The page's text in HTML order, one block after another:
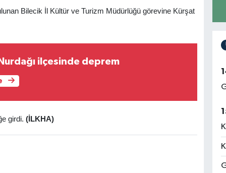
Bilecik İl Kültür ve Turizm Müdürlüğü görevine Kürşat
ilçesinde deprem
girdi. (İLKHA)